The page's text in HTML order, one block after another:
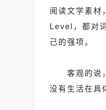
阅读文学素
Level，都对
己的强项。
客观的说
没有生活在具